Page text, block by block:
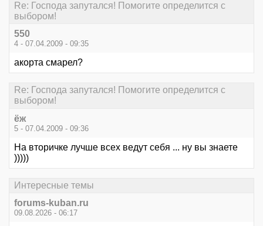
Re: Господа запутался! Помогите определится с
выбором!
550
4 - 07.04.2009 - 09:35
акорта смарел?
Re: Господа запутался! Помогите определится с
выбором!
ёж
5 - 07.04.2009 - 09:36
На вторичке лучше всех ведут себя ... ну вы знаете
)))))
Интересные темы
forums-kuban.ru
09.08.2026 - 06:17